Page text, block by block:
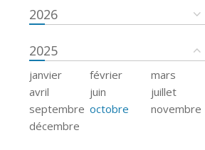
2026
2025
janvier février
mars
avril
juin
juillet
septembre octobre
novembre
décembre